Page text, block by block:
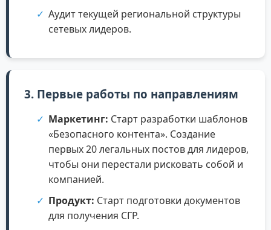
Аудит текущей региональной структуры
сетевых лидеров.
3. Первые работы по направлениям
Маркетинг: Старт разработки шаблонов
«Безопасного контента». Создание
первых 20 легальных постов для лидеров,
чтобы они перестали рисковать собой и
компанией.
Продукт: Старт подготовки документов
для получения СГР.